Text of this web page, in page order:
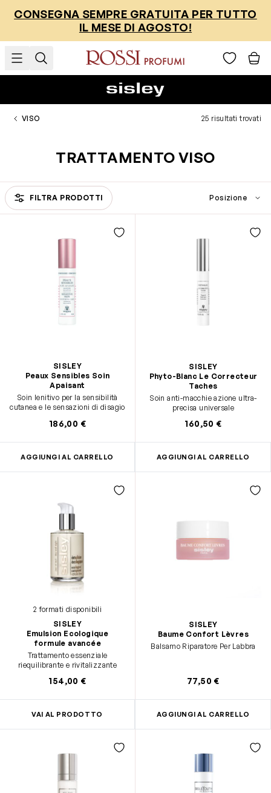
CONSEGNA SEMPRE GRATUITA PER TUTTO
IL MESE DI AGOSTO!
VISO 25 risultati trovati
TRATTAMENTO VISO
FILTRA PRODOTTI
Passa all'elenco prodotti
SISLEY
Peaux Sensibles Soin
Apaisant
Soin lenitivo per la sensibilità
cutanea e le sensazioni di disagio
186,00 €
AGGIUNGI AL CARRELLO
SISLEY
Phyto-Blanc Le Correcteur
Taches
Soin anti-macchie azione ultra-
precisa universale
160,50 €
AGGIUNGI AL CARRELLO
2 formati disponibili
SISLEY
Emulsion Ecologique
formule avancée
Trattamento essenziale
riequilibrante e rivitalizzante
154,00 €
VAI AL PRODOTTO
SISLEY
Baume Confort Lèvres
Balsamo Riparatore Per Labbra
77,50 €
AGGIUNGI AL CARRELLO